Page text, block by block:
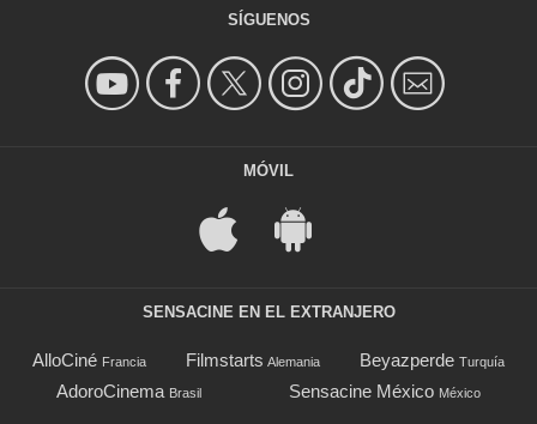
SÍGUENOS
MÓVIL
SENSACINE EN EL EXTRANJERO
AlloCiné Francia Filmstarts Alemania Beyazperde Turquía
AdoroCinema Brasil Sensacine México México